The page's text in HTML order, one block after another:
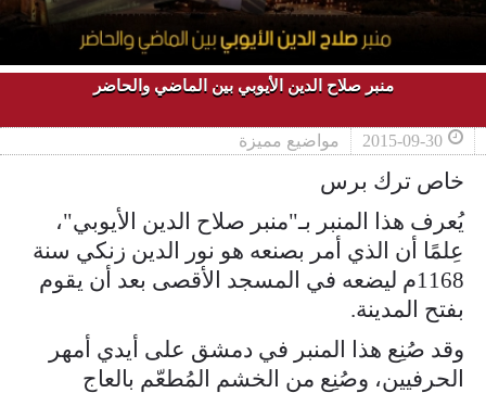
منبر صلاح الدين الأيوبي بين الماضي والحاضر
2015-09-30 مواضيع مميزة
خاص ترك برس
يُعرف هذا المنبر بـ"منبر صلاح الدين الأيوبي"،
عِلمًا أن الذي أمر بصنعه هو نور الدين زنكي سنة
1168م ليضعه في المسجد الأقصى بعد أن يقوم
بفتح المدينة.
وقد صُنِع هذا المنبر في دمشق على أيدي أمهر
الحرفيين، وصُنِع من الخشم المُطعّم بالعاج